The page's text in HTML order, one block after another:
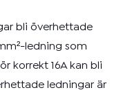
bli överhettade
ledning som
korrekt 16A kan bli
ledningar är